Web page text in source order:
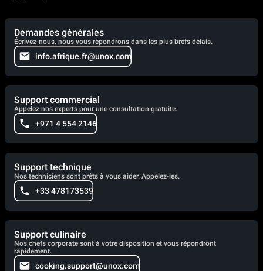
Demandes générales
Écrivez-nous, nous vous répondrons dans les plus brefs délais.
info.afrique.fr@unox.com
Support commercial
Appelez nos experts pour une consultation gratuite.
+971 4 554 2146
Support technique
Nos techniciens sont prêts à vous aider. Appelez-les.
+33 478173539
Support culinaire
Nos chefs corporate sont à votre disposition et vous répondront
rapidement.
cooking.support@unox.com